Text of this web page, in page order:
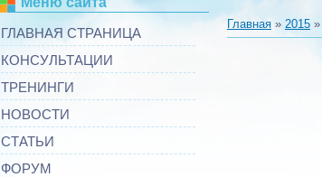
ГЛАВНАЯ СТРАНИЦА
КОНСУЛЬТАЦИИ
ТРЕНИНГИ
НОВОСТИ
СТАТЬИ
ФОРУМ
Главная » 2015 »